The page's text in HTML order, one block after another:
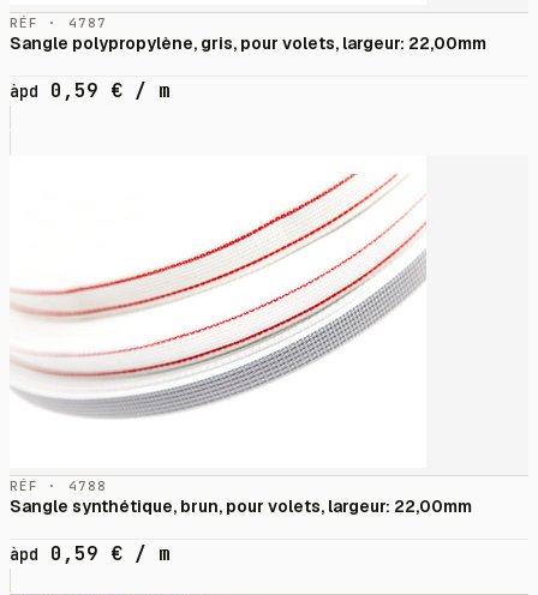
RÉF · 4787
Sangle polypropylène, gris, pour volets, largeur: 22,00mm
àpd 0,59 € / m
RÉF · 4788
Sangle synthétique, brun, pour volets, largeur: 22,00mm
àpd 0,59 € / m